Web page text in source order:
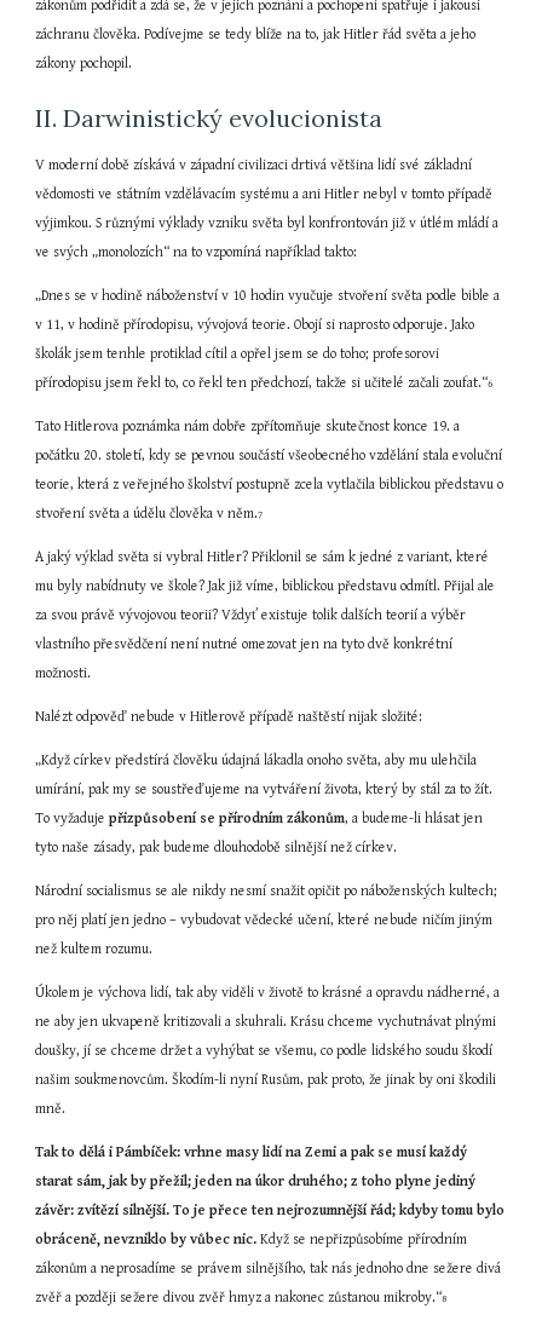
zákonům podřídit a zdá se, že v jejich poznání a pochopení spatřuje i jakousi
záchranu člověka. Podívejme se tedy blíže na to, jak Hitler řád světa a jeho
zákony pochopil.
II. Darwinistický evolucionista
V moderní době získává v západní civilizaci drtivá většina lidí své základní
vědomosti ve státním vzdělávacím systému a ani Hitler nebyl v tomto případě
výjimkou. S různými výklady vzniku světa byl konfrontován již v útlém mládí a
ve svých „monolozích“ na to vzpomíná například takto:
„Dnes se v hodině náboženství v 10 hodin vyučuje stvoření světa podle bible a
v 11, v hodině přírodopisu, vývojová teorie. Obojí si naprosto odporuje. Jako
školák jsem tenhle protiklad cítil a opřel jsem se do toho; profesorovi
přírodopisu jsem řekl to, co řekl ten předchozí, takže si učitelé začali zoufat.“6
Tato Hitlerova poznámka nám dobře zpřítomňuje skutečnost konce 19. a
počátku 20. století, kdy se pevnou součástí všeobecného vzdělání stala evoluční
teorie, která z veřejného školství postupně zcela vytlačila biblickou představu o
stvoření světa a údělu člověka v něm.7
A jaký výklad světa si vybral Hitler? Přiklonil se sám k jedné z variant, které
mu byly nabídnuty ve škole? Jak již víme, biblickou představu odmítl. Přijal ale
za svou právě vývojovou teorii? Vždyť existuje tolik dalších teorií a výběr
vlastního přesvědčení není nutné omezovat jen na tyto dvě konkrétní
možnosti.
Nalézt odpověď nebude v Hitlerově případě naštěstí nijak složité:
„Když církev předstírá člověku údajná lákadla onoho světa, aby mu ulehčila
umírání, pak my se soustřeďujeme na vytváření života, který by stál za to žít.
To vyžaduje přizpůsobení se přírodním zákonům, a budeme-li hlásat jen
tyto naše zásady, pak budeme dlouhodobě silnější než církev.
Národní socialismus se ale nikdy nesmí snažit opičit po náboženských kultech;
pro něj platí jen jedno – vybudovat vědecké učení, které nebude ničím jiným
než kultem rozumu.
Úkolem je výchova lidí, tak aby viděli v životě to krásné a opravdu nádherné, a
ne aby jen ukvapeně kritizovali a skuhrali. Krásu chceme vychutnávat plnými
doušky, jí se chceme držet a vyhýbat se všemu, co podle lidského soudu škodí
našim soukmenovcům. Škodím-li nyní Rusům, pak proto, že jinak by oni škodili
mně.
Tak to dělá i Pámbíček: vrhne masy lidí na Zemi a pak se musí každý
starat sám, jak by přežil; jeden na úkor druhého; z toho plyne jediný
závěr: zvítězí silnější. To je přece ten nejrozumnější řád; kdyby tomu bylo
obráceně, nevzniklo by vůbec nic. Když se nepřizpůsobíme přírodním
zákonům a neprosadíme se právem silnějšího, tak nás jednoho dne sežere divá
zvěř a později sežere divou zvěř hmyz a nakonec zůstanou mikroby.“8